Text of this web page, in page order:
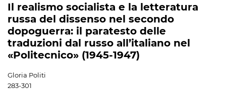
Il realismo socialista e la letteratura
russa del dissenso nel secondo
dopoguerra: il paratesto delle
traduzioni dal russo all’italiano nel
«Politecnico» (1945-1947)
Gloria Politi
283-301